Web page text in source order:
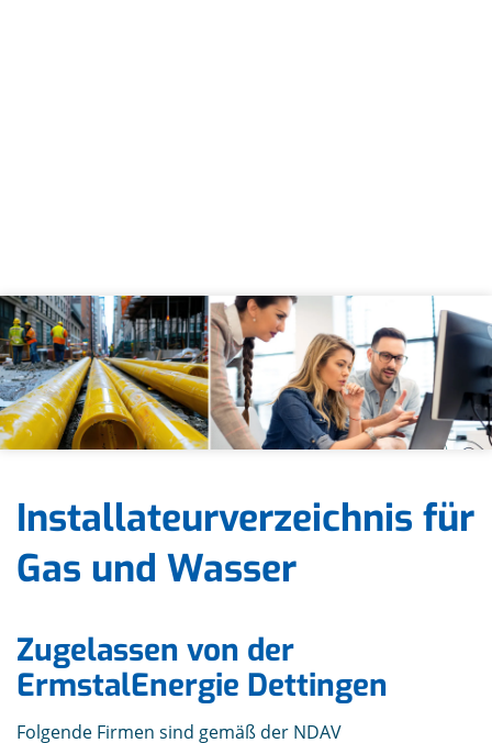
Installateurverzeichnis für
Gas und Wasser
Zugelassen von der
ErmstalEnergie Dettingen
Folgende Firmen sind gemäß der NDAV